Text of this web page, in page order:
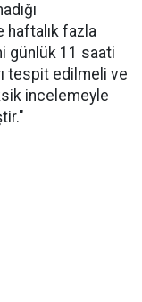
haftalık fazla
günlük 11 saati
tespit edilmeli ve
incelemeyle